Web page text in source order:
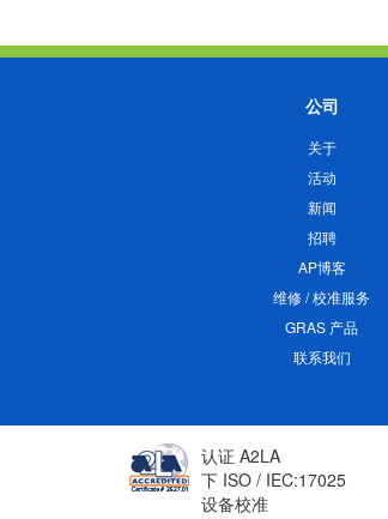
公司
关于
活动
新闻
招聘
AP博客
维修 / 校准服务
GRAS 产品
联系我们
认证 A2LA
下 ISO / IEC:17025
设备校准